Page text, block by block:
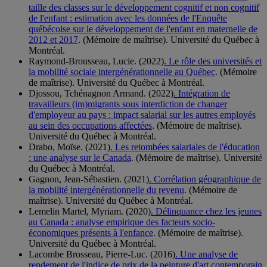
taille des classes sur le développement cognitif et non cognitif
de l'enfant : estimation avec les données de l'Enquête
québécoise sur le développement de l'enfant en maternelle de
2012 et 2017. (Mémoire de maîtrise). Université du Québec à
Montréal.
Raymond-Brousseau, Lucie. (2022). Le rôle des universités et
la mobilité sociale intergénérationnelle au Québec. (Mémoire
de maîtrise). Université du Québec à Montréal.
Djossou, Tchénagnon Armand. (2022). Intégration de
travailleurs (im)migrants sous interdiction de changer
d'employeur au pays : impact salarial sur les autres employés
au sein des occupations affectées. (Mémoire de maîtrise).
Université du Québec à Montréal.
Drabo, Moïse. (2021). Les retombées salariales de l'éducation
: une analyse sur le Canada. (Mémoire de maîtrise). Université
du Québec à Montréal.
Gagnon, Jean-Sébastien. (2021). Corrélation géographique de
la mobilité intergénérationnelle du revenu. (Mémoire de
maîtrise). Université du Québec à Montréal.
Lemelin Martel, Myriam. (2020). Délinquance chez les jeunes
au Canada : analyse empirique des facteurs socio-
économiques présents à l'enfance. (Mémoire de maîtrise).
Université du Québec à Montréal.
Lacombe Brosseau, Pierre-Luc. (2016). Une analyse de
rendement de l'indice de prix de la peinture d'art contemporain